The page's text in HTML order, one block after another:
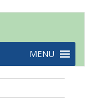
MENU